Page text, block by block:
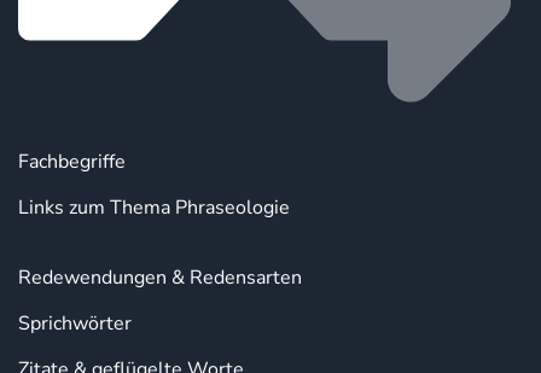
Fachbegriffe
Links zum Thema Phraseologie
Redewendungen & Redensarten
Sprichwörter